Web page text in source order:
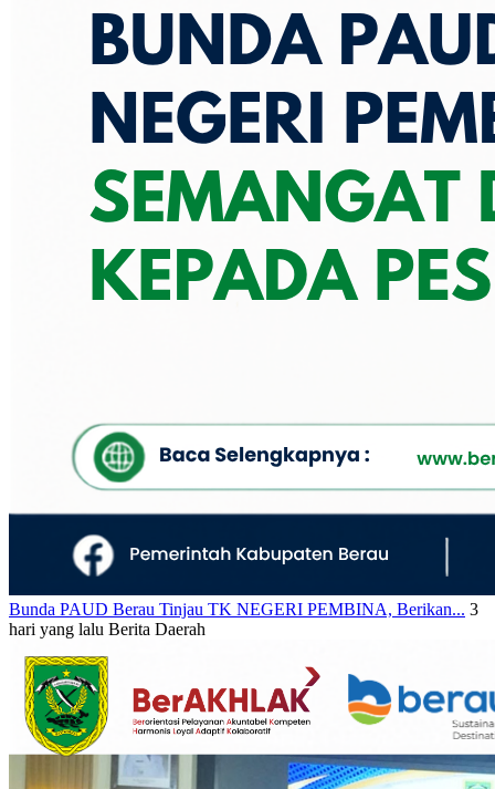
Bunda PAUD Berau Tinjau TK NEGERI PEMBINA, Berikan... 3
hari yang lalu Berita Daerah